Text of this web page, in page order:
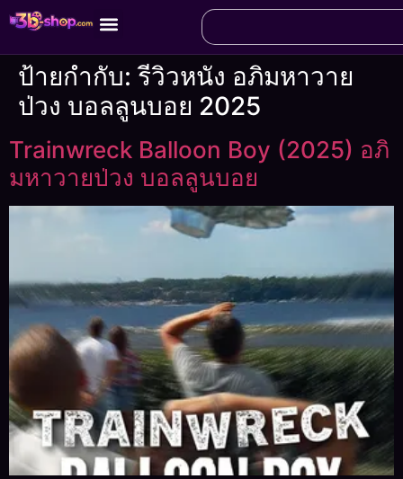
ป้ายกำกับ:รีวิวหนัง อภิมหาวาย
ป่วง บอลลูนบอย 2025
Trainwreck Balloon Boy (2025) อภิ
มหาวายป่วง บอลลูนบอย